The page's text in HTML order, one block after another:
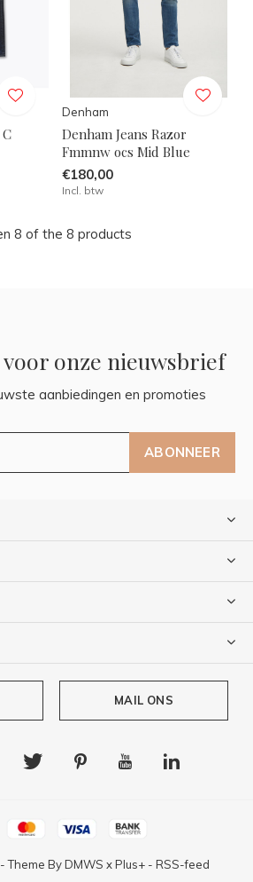
Denham
Denham Jeans Razor
Fmmnw ocs Mid Blue
€180,00
Incl. btw
8 of the 8 products
onze nieuwsbrief
aanbiedingen en promoties
ABONNEER
MAIL ONS
- Theme ByDMWS xPlus+ - RSS-feed